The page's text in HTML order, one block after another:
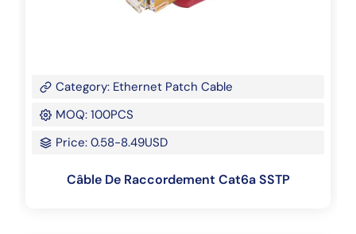
Category: Ethernet Patch Cable
MOQ: 100PCS
Price: 0.58-8.49USD
Câble De Raccordement Cat6a SSTP